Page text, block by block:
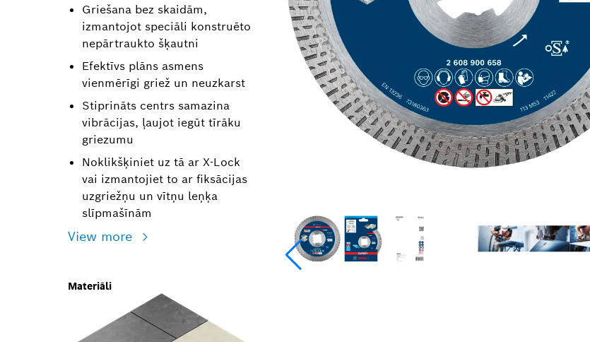
Griešana bez skaidām,
izmantojot speciāli konstruēto
nepārtraukto šķautni
Efektīvs plāns asmens
vienmērīgi griež un neuzkarst
Stiprināts centrs samazina
vibrācijas, ļaujot iegūt tīrāku
griezumu
Noklikšķiniet uz tā ar X-Lock
vai izmantojiet to ar fiksācijas
uzgriežņu un vītņu leņķa
slīpmašīnām
View more
Materiāli